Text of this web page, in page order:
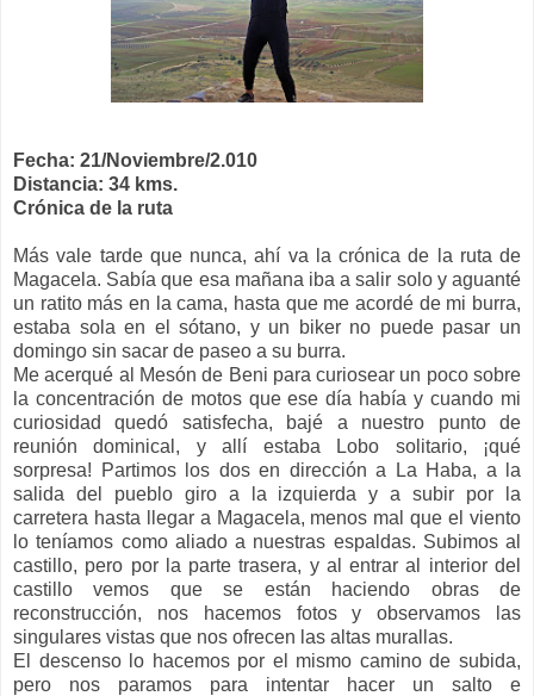
Fecha: 21/Noviembre/2.010
Distancia: 34 kms.
Crónica de la ruta
Más vale tarde que nunca, ahí va la crónica de la ruta de
Magacela. Sabía que esa mañana iba a salir solo y aguanté
un ratito más en la cama, hasta que me acordé de mi burra,
estaba sola en el sótano, y un biker no puede pasar un
domingo sin sacar de paseo a su burra.
Me acerqué al Mesón de Beni para curiosear un poco sobre
la concentración de motos que ese día había y cuando mi
curiosidad quedó satisfecha, bajé a nuestro punto de
reunión dominical, y allí estaba Lobo solitario, ¡qué
sorpresa! Partimos los dos en dirección a La Haba, a la
salida del pueblo giro a la izquierda y a subir por la
carretera hasta llegar a Magacela, menos mal que el viento
lo teníamos como aliado a nuestras espaldas. Subimos al
castillo, pero por la parte trasera, y al entrar al interior del
castillo vemos que se están haciendo obras de
reconstrucción, nos hacemos fotos y observamos las
singulares vistas que nos ofrecen las altas murallas.
El descenso lo hacemos por el mismo camino de subida,
pero nos paramos para intentar hacer un salto e